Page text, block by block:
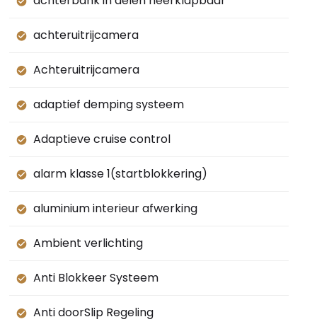
achteruitrijcamera
Achteruitrijcamera
adaptief demping systeem
Adaptieve cruise control
alarm klasse 1(startblokkering)
aluminium interieur afwerking
Ambient verlichting
Anti Blokkeer Systeem
Anti doorSlip Regeling